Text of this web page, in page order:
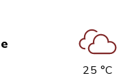
25 °C